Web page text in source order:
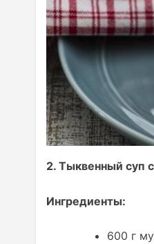
2. Тыквенный суп
Ингредиенты:
600 г